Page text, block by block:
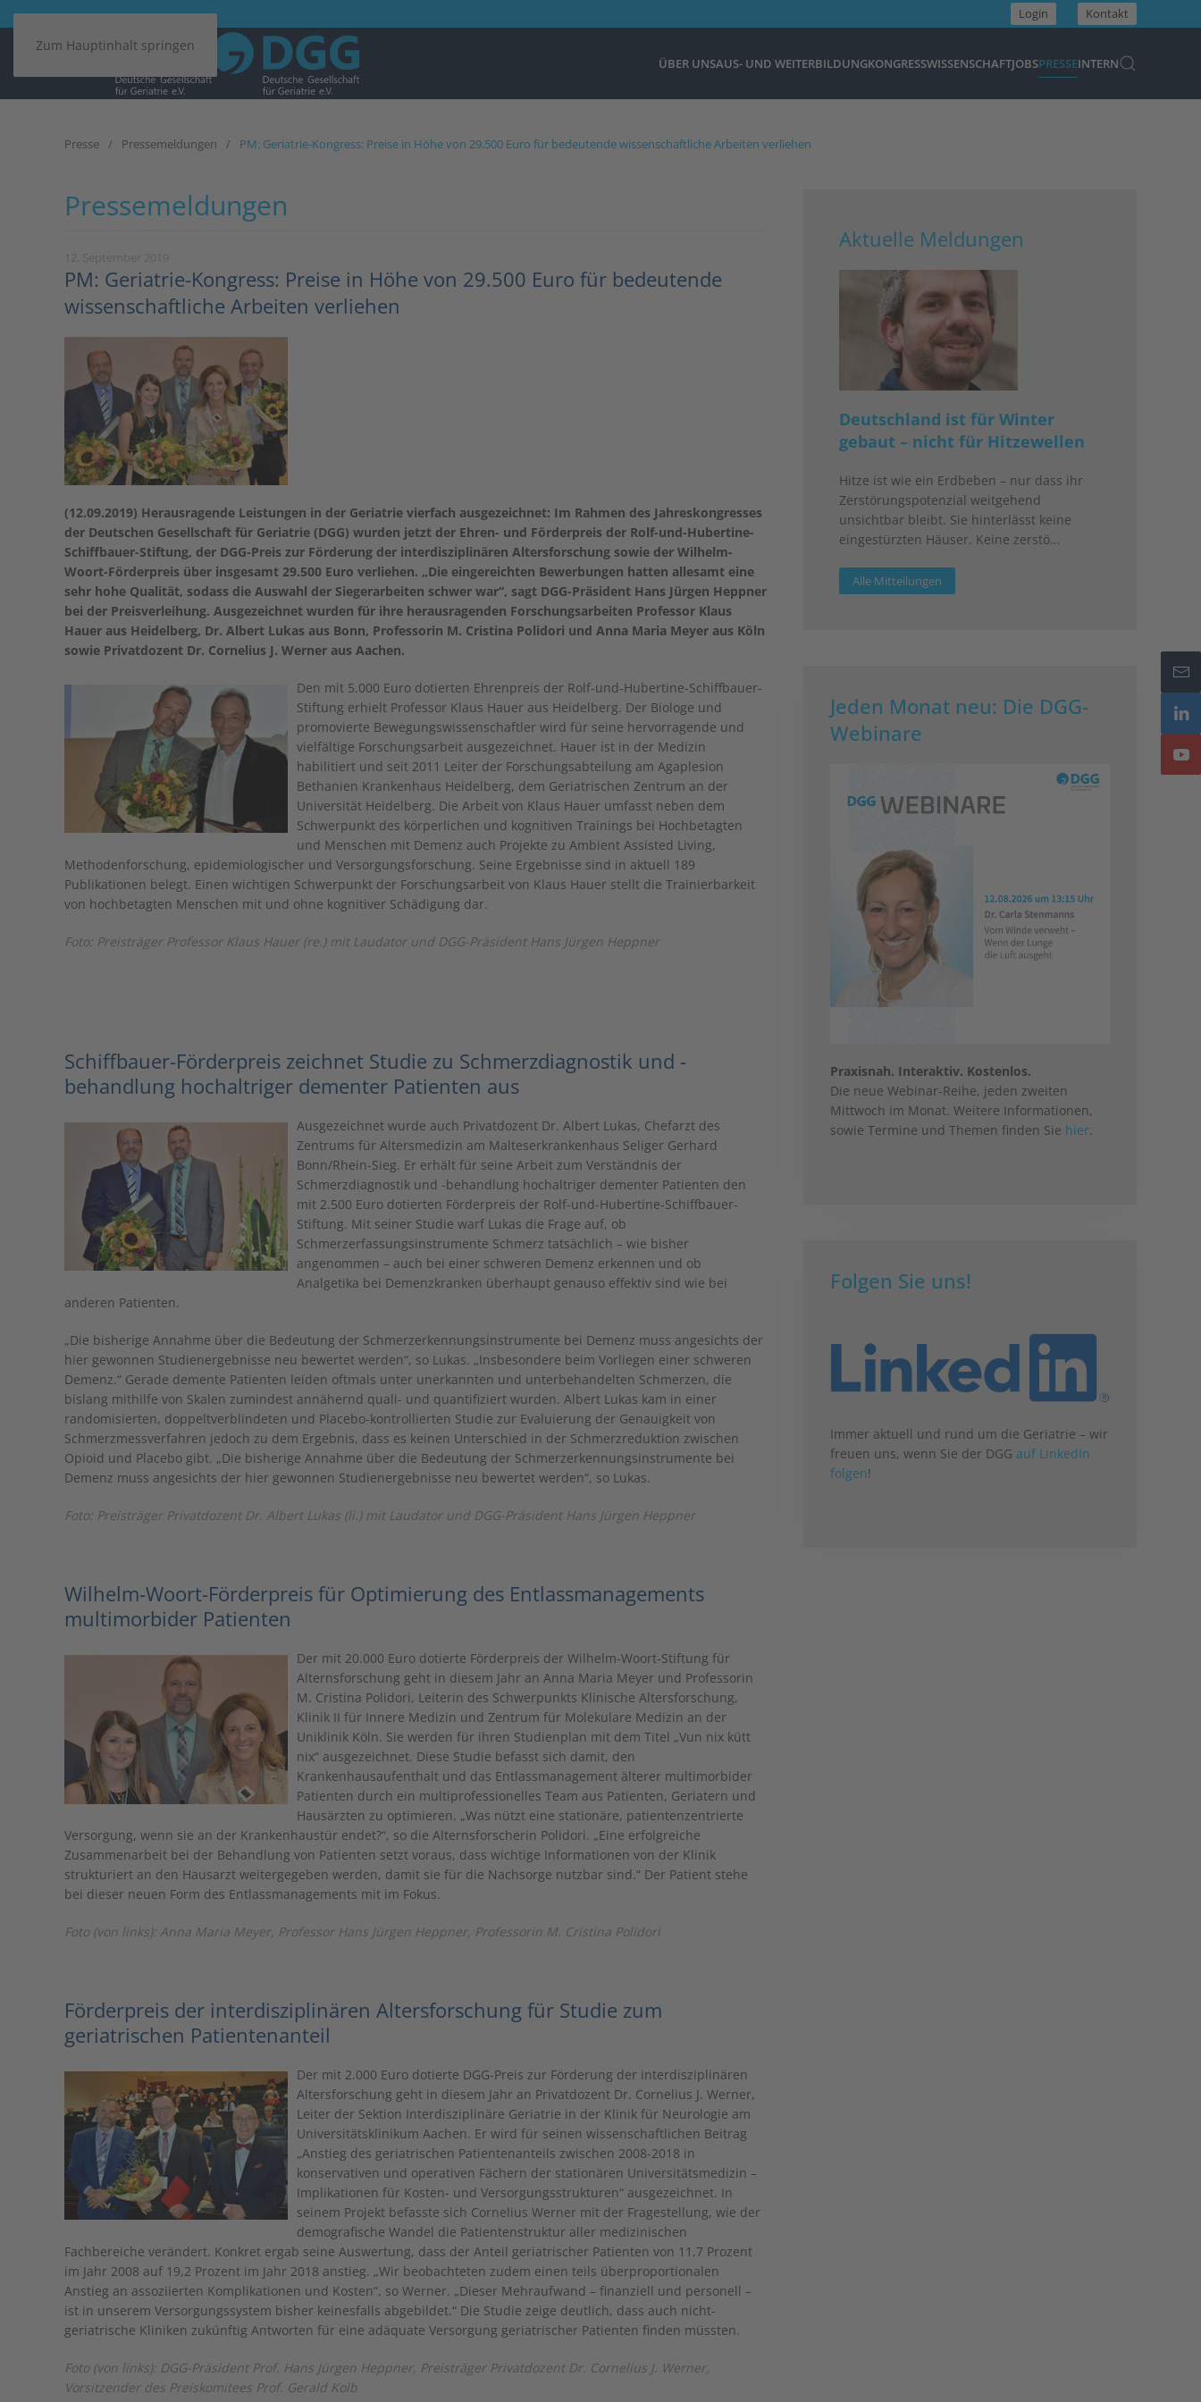
Zum Hauptinhalt springen
Login Kontakt
ÜBER UNSAUS- UND WEITERBILDUNGKONGRESSWISSENSCHAFTJOBSPRESSEINTERN
Presse Pressemeldungen PM: Geriatrie-Kongress: Preise in Höhe von 29.500 Euro für bedeutende wissenschaftliche Arbeiten verliehen
Pressemeldungen
PM: Geriatrie-Kongress: Preise in Höhe von 29.500 Euro für bedeutende
wissenschaftliche Arbeiten verliehen
(12.09.2019) Herausragende Leistungen in der Geriatrie vierfach ausgezeichnet: Im Rahmen des Jahreskongresses
der Deutschen Gesellschaft für Geriatrie (DGG) wurden jetzt der Ehren- und Förderpreis der Rolf-und-Hubertine-
Schiffbauer-Stiftung, der DGG-Preis zur Förderung der interdisziplinären Altersforschung sowie der Wilhelm-
Woort-Förderpreis über insgesamt 29.500 Euro verliehen. „Die eingereichten Bewerbungen hatten allesamt eine
sehr hohe Qualität, sodass die Auswahl der Siegerarbeiten schwer war“, sagt DGG-Präsident Hans Jürgen Heppner
bei der Preisverleihung. Ausgezeichnet wurden für ihre herausragenden Forschungsarbeiten Professor Klaus
Hauer aus Heidelberg, Dr. Albert Lukas aus Bonn, Professorin M. Cristina Polidori und Anna Maria Meyer aus Köln
sowie Privatdozent Dr. Cornelius J. Werner aus Aachen.
Den mit 5.000 Euro dotierten Ehrenpreis der Rolf-und-Hubertine-Schiffbauer-
Stiftung erhielt Professor Klaus Hauer aus Heidelberg. Der Biologe und
promovierte Bewegungswissenschaftler wird für seine hervorragende und
vielfältige Forschungsarbeit ausgezeichnet. Hauer ist in der Medizin
habilitiert und seit 2011 Leiter der Forschungsabteilung am Agaplesion
Bethanien Krankenhaus Heidelberg, dem Geriatrischen Zentrum an der
Universität Heidelberg. Die Arbeit von Klaus Hauer umfasst neben dem
Schwerpunkt des körperlichen und kognitiven Trainings bei Hochbetagten
und Menschen mit Demenz auch Projekte zu Ambient Assisted Living,
Methodenforschung, epidemiologischer und Versorgungsforschung. Seine Ergebnisse sind in aktuell 189
Publikationen belegt. Einen wichtigen Schwerpunkt der Forschungsarbeit von Klaus Hauer stellt die Trainierbarkeit
von hochbetagten Menschen mit und ohne kognitiver Schädigung dar.
Foto: Preisträger Professor Klaus Hauer (re.) mit Laudator und DGG-Präsident Hans Jürgen Heppner
Schiffbauer-Förderpreis zeichnet Studie zu Schmerzdiagnostik und -
behandlung hochaltriger dementer Patienten aus
Ausgezeichnet wurde auch Privatdozent Dr. Albert Lukas, Chefarzt des
Zentrums für Altersmedizin am Malteserkrankenhaus Seliger Gerhard
Bonn/Rhein-Sieg. Er erhält für seine Arbeit zum Verständnis der
Schmerzdiagnostik und -behandlung hochaltriger dementer Patienten den
mit 2.500 Euro dotierten Förderpreis der Rolf-und-Hubertine-Schiffbauer-
Stiftung. Mit seiner Studie warf Lukas die Frage auf, ob
Schmerzerfassungsinstrumente Schmerz tatsächlich – wie bisher
angenommen – auch bei einer schweren Demenz erkennen und ob
Analgetika bei Demenzkranken überhaupt genauso effektiv sind wie bei
anderen Patienten.
„Die bisherige Annahme über die Bedeutung der Schmerzerkennungsinstrumente bei Demenz muss angesichts der
hier gewonnen Studienergebnisse neu bewertet werden“, so Lukas. „Insbesondere beim Vorliegen einer schweren
Demenz.“ Gerade demente Patienten leiden oftmals unter unerkannten und unterbehandelten Schmerzen, die
bislang mithilfe von Skalen zumindest annähernd quali- und quantifiziert wurden. Albert Lukas kam in einer
randomisierten, doppeltverblindeten und Placebo-kontrollierten Studie zur Evaluierung der Genauigkeit von
Schmerzmessverfahren jedoch zu dem Ergebnis, dass es keinen Unterschied in der Schmerzreduktion zwischen
Opioid und Placebo gibt. „Die bisherige Annahme über die Bedeutung der Schmerzerkennungsinstrumente bei
Demenz muss angesichts der hier gewonnen Studienergebnisse neu bewertet werden“, so Lukas.
Foto: Preisträger Privatdozent Dr. Albert Lukas (li.) mit Laudator und DGG-Präsident Hans Jürgen Heppner
Wilhelm-Woort-Förderpreis für Optimierung des Entlassmanagements
multimorbider Patienten
Der mit 20.000 Euro dotierte Förderpreis der Wilhelm-Woort-Stiftung für
Alternsforschung geht in diesem Jahr an Anna Maria Meyer und Professorin
M. Cristina Polidori, Leiterin des Schwerpunkts Klinische Altersforschung,
Klinik II für Innere Medizin und Zentrum für Molekulare Medizin an der
Uniklinik Köln. Sie werden für ihren Studienplan mit dem Titel „Vun nix kütt
nix“ ausgezeichnet. Diese Studie befasst sich damit, den
Krankenhausaufenthalt und das Entlassmanagement älterer multimorbider
Patienten durch ein multiprofessionelles Team aus Patienten, Geriatern und
Hausärzten zu optimieren. „Was nützt eine stationäre, patientenzentrierte
Versorgung, wenn sie an der Krankenhaustür endet?“, so die Alternsforscherin Polidori. „Eine erfolgreiche
Zusammenarbeit bei der Behandlung von Patienten setzt voraus, dass wichtige Informationen von der Klinik
strukturiert an den Hausarzt weitergegeben werden, damit sie für die Nachsorge nutzbar sind.“ Der Patient stehe
bei dieser neuen Form des Entlassmanagements mit im Fokus.
Foto (von links): Anna Maria Meyer, Professor Hans Jürgen Heppner, Professorin M. Cristina Polidori
Förderpreis der interdisziplinären Altersforschung für Studie zum
geriatrischen Patientenanteil
Der mit 2.000 Euro dotierte DGG-Preis zur Förderung der interdisziplinären
Altersforschung geht in diesem Jahr an Privatdozent Dr. Cornelius J. Werner,
Leiter der Sektion Interdisziplinäre Geriatrie in der Klinik für Neurologie am
Universitätsklinikum Aachen. Er wird für seinen wissenschaftlichen Beitrag
„Anstieg des geriatrischen Patientenanteils zwischen 2008-2018 in
konservativen und operativen Fächern der stationären Universitätsmedizin –
Implikationen für Kosten- und Versorgungsstrukturen“ ausgezeichnet. In
seinem Projekt befasste sich Cornelius Werner mit der Fragestellung, wie der
demografische Wandel die Patientenstruktur aller medizinischen
Fachbereiche verändert. Konkret ergab seine Auswertung, dass der Anteil geriatrischer Patienten von 11,7 Prozent
im Jahr 2008 auf 19,2 Prozent im Jahr 2018 anstieg. „Wir beobachteten zudem einen teils überproportionalen
Anstieg an assoziierten Komplikationen und Kosten“, so Werner. „Dieser Mehraufwand – finanziell und personell –
ist in unserem Versorgungssystem bisher keinesfalls abgebildet.“ Die Studie zeige deutlich, dass auch nicht-
geriatrische Kliniken zukünftig Antworten für eine adäquate Versorgung geriatrischer Patienten finden müssten.
Foto (von links): DGG-Präsident Prof. Hans Jürgen Heppner, Preisträger Privatdozent Dr. Cornelius J. Werner,
Vorsitzender des Preiskomitees Prof. Gerald Kolb
Aktuelle Meldungen
Deutschland ist für Winter
gebaut – nicht für Hitzewellen
Hitze ist wie ein Erdbeben – nur dass ihr
Zerstörungspotenzial weitgehend
unsichtbar bleibt. Sie hinterlässt keine
eingestürzten Häuser. Keine zerstö…
Alle Mitteilungen
Jeden Monat neu: Die DGG-
Webinare
Praxisnah. Interaktiv. Kostenlos.
Die neue Webinar-Reihe, jeden zweiten
Mittwoch im Monat. Weitere Informationen,
sowie Termine und Themen finden Sie hier.
Folgen Sie uns!
Immer aktuell und rund um die Geriatrie – wir
freuen uns, wenn Sie der DGG auf LinkedIn
folgen!